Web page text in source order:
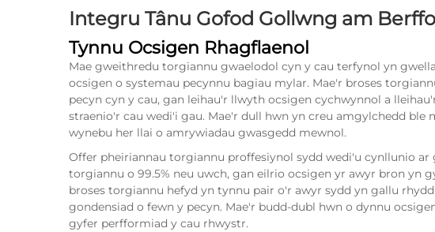
Integru Tânu Gofod Gollwng am
Tynnu Ocsigen Rhagflaenol
Mae gweithredu torgiannu gwaelodol cyn y cau terfynol yn
ocsigen o systemau pecynnu bagiau mylar. Mae'r broses
pecyn cyn y cau, gan leihau'r llwyth ocsigen cychwynnol a
straenio'r cau wedi'i gau. Mae'r dull hwn yn creu amgylchedd
wynebu her llai o amrywiadau gwasgedd mewnol.
Offer pheiriannau torgiannu proffesiynol sydd wedi'u cynllunio ar
torgiannu o 99.5% neu uwch, gan eilrio ocsigen yr awyr bron yn
broses torgiannu hefyd yn tynnu pair o'r awyr sydd yn gallu
gondensiad o fewn y pecyn. Mae'r budd-dubl hwn o dynnu
gyfer perfformiad y cau rhwystr.